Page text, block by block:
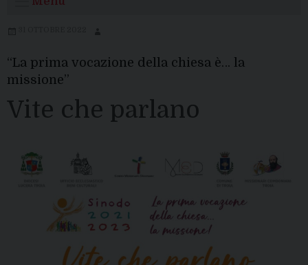
“La prima vocazione della chiesa è… la
missione”
Vite che parlano